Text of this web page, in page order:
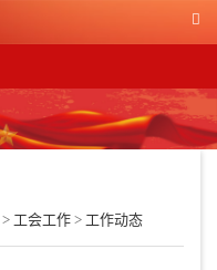
> 工会工作 > 工作动态